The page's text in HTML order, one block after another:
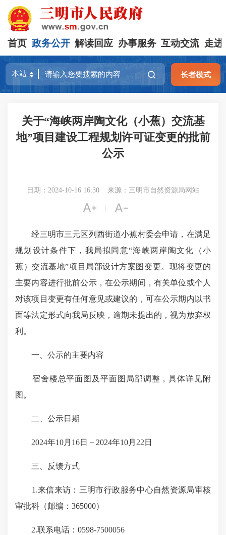
首页 政务公开 解读回应 办事服务 互动交流 走进
长者模式
关于“海峡两岸陶文化（小蕉）交流基
地”项目建设工程规划许可证变更的批前
公示
日期：2024-10-16 16:30 来源：三明市自然资源局网站
 
经三明市三元区列西街道小蕉村委会申请，在满足
规划设计条件下，我局拟同意“海峡两岸陶文化（小
蕉）交流基地”项目局部设计方案图变更。现将变更的
主要内容进行批前公示，在公示期间，有关单位或个人
对该项目变更有任何意见或建议的，可在公示期内以书
面等法定形式向我局反映，逾期未提出的，视为放弃权
利。
一、公示的主要内容
宿舍楼总平面图及平面图局部调整，具体详见附
图。
二、公示日期
2024年10月16日－2024年10月22日
三、反馈方式
1.来信来访：三明市行政服务中心自然资源局审核
审批科（邮编：365000）
2.联系电话：0598-7500056